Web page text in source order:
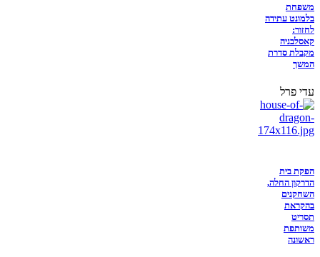
משפחת
בלמונט עתידה
לחזור:
קאסלבניה
מקבלת סדרת
המשך
עדי פרל
הפקת בית
הדרקון החלה,
השחקנים
בהקראת
תסריט
משותפת
ראשונה